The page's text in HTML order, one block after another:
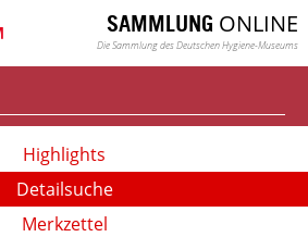
SAMMLUNG ONLINE
Die Sammlung des Deutschen Hygiene-Museums
Highlights
Detailsuche
Merkzettel